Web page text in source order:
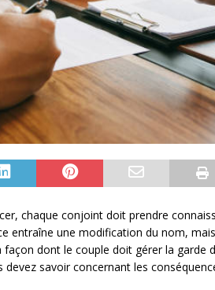
chaque conjoint doit prendre
entraîne une modification du nom,
dont le couple doit gérer la garde
savoir concernant les